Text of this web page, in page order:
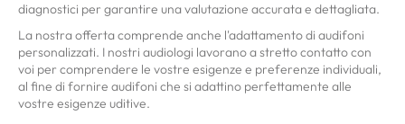
diagnostici per garantire una valutazione accurata e dettagliata.
La nostra offerta comprende anche l'adattamento di audifoni
personalizzati. I nostri audiologi lavorano a stretto contatto con
voi per comprendere le vostre esigenze e preferenze individuali,
al fine di fornire audifoni che si adattino perfettamente alle
vostre esigenze uditive.